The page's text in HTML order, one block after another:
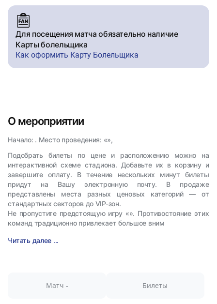
Для посещения матча обязательно наличие
Карты болельщика
Как оформить Карту Болельщика
О мероприятии
Начало: . Место проведения: «»,
Подобрать билеты по цене и расположению можно на
интерактивной схеме стадиона. Добавьте их в корзину и
завершите оплату. В течение нескольких минут билеты
придут на Вашу электронную почту. В продаже
представлены места разных ценовых категорий — от
стандартных секторов до VIP-зон.
Не пропустите предстоящую игру «». Противостояние этих
команд традиционно привлекает большое вним
Читать далее ...
Матч - Билеты